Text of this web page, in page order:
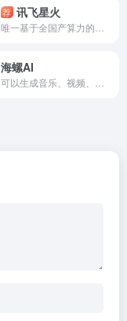
荐 讯飞星火
海螺AI